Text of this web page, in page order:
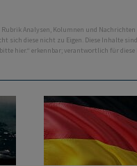
Rubrik Analysen, Kolumnen und
sich diese nicht zu Eigen. Diese Inhalte
hier.“ erkennbar; verantwortlich für